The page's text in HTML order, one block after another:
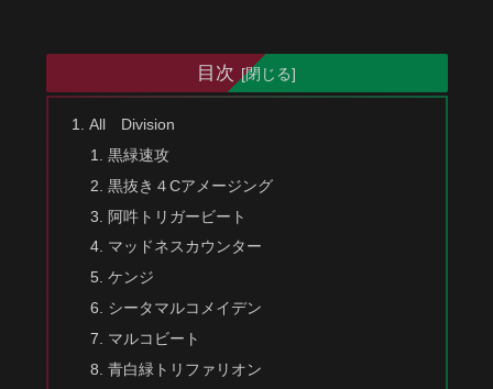
目次
All Division
黒緑速攻
黒抜き４Cアメージング
阿吽トリガービート
マッドネスカウンター
ケンジ
シータマルコメイデン
マルコビート
青白緑トリファリオン